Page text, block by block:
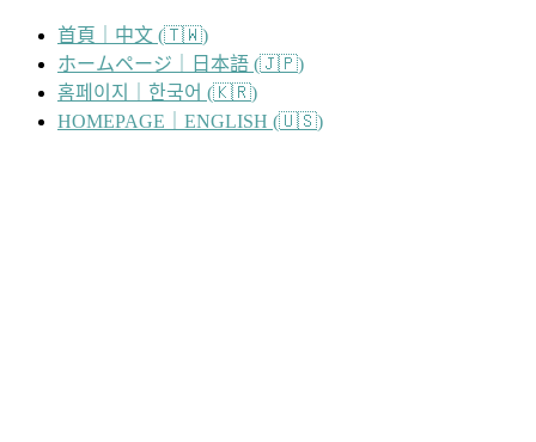
首頁｜中文 (🇹🇼)
ホームページ｜日本語 (🇯🇵)
홈페이지｜한국어 (🇰🇷)
HOMEPAGE｜ENGLISH (🇺🇸)